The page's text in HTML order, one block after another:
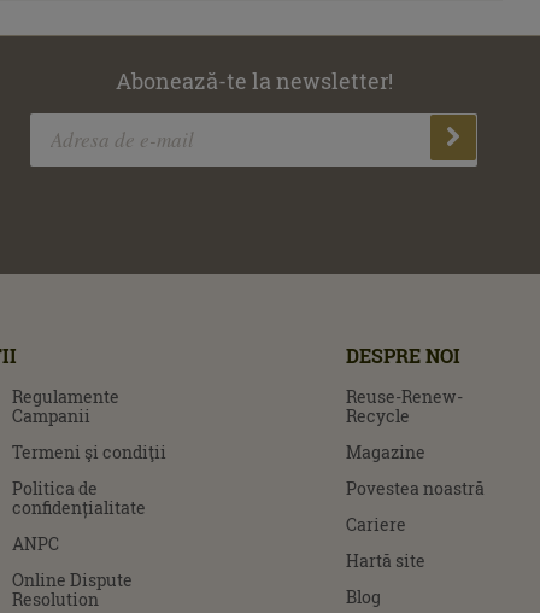
Abonează-te la newsletter!
Regulamente
Campanii
Termeni şi condiţii
Politica de
confidențialitate
ANPC
Online Dispute
Resolution
DESPRE NOI
Reuse-Renew-
Recycle
Magazine
Povestea noastră
Cariere
Hartă site
Blog